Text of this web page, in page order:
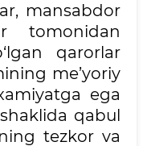
mansabdor
tomonidan
qarorlar
me’yoriy
ega
qabul
tezkor va